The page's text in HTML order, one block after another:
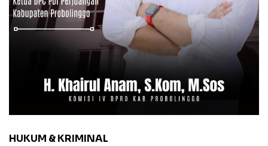
HUKUM & KRIMINAL